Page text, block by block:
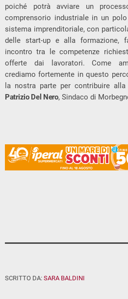
poiché potrà avviare un
comprensorio industriale in un
sistema imprenditoriale, con
delle start-up e alla formazione,
incontro tra le competenze
offerte dai lavoratori. Come
crediamo fortemente in questo
la nostra parte per contribuire alla
Patrizio Del Nero, Sindaco di
SCRITTO DA: SARA BALDINI